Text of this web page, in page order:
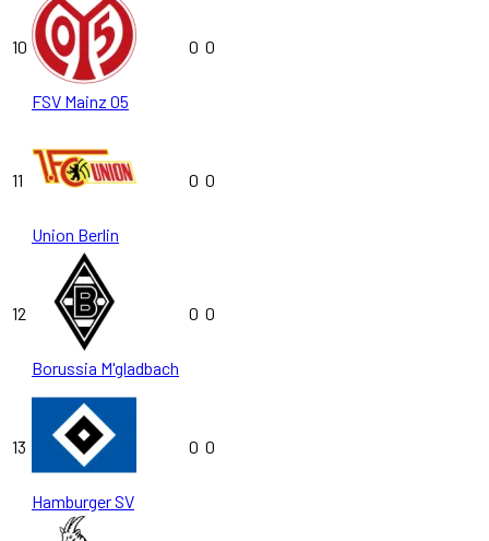
10
FSV Mainz 05
0 0
11
Union Berlin
0 0
12
Borussia M'gladbach
0 0
13
Hamburger SV
0 0